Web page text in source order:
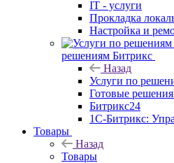
IT - услуги
Прокладка
Настройка и
решениям Битрикс
Назад
Услуги по
Готовые
Битрикс24
1С-Битрикс:
Товары
Назад
Товары